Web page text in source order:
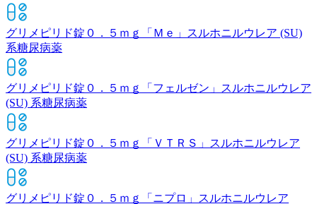
グリメピリド錠０．５ｍｇ「Ｍｅ」
スルホニルウレア (SU)
系糖尿病薬
グリメピリド錠０．５ｍｇ「フェルゼン」
スルホニルウレア
(SU) 系糖尿病薬
グリメピリド錠０．５ｍｇ「ＶＴＲＳ」
スルホニルウレア
(SU) 系糖尿病薬
グリメピリド錠０．５ｍｇ「ニプロ」 スルホニルウレア